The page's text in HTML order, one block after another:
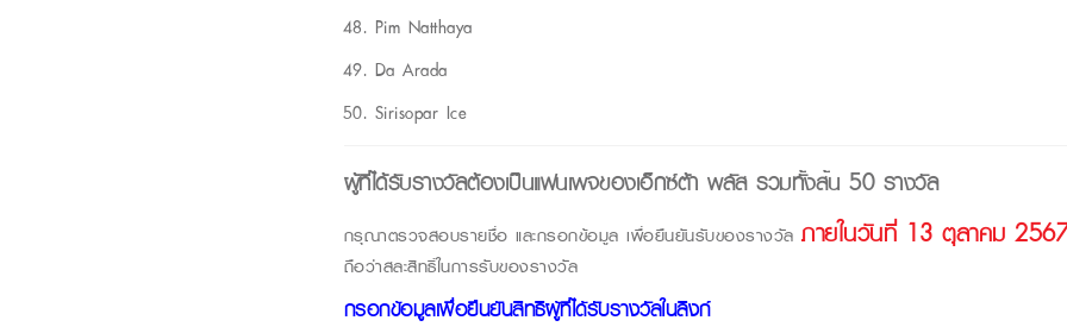
Pim Natthaya
Da Arada
Sirisopar Ice
ผู้ที่ได้รับรางวัลต้องเป็นแฟนเพจของเอ็กซ์ต้า พลัส รวมทั้งสิ้น 50 รางวัล
กรุณาตรวจสอบรายชื่อ และกรอกข้อมูล เพื่อยืนยันรับของรางวัล ภายในวันที่ 13 ตุลาคม
ถือว่าสละสิทธิ์ในการรับของรางวัล
กรอกข้อมูลเพื่อยืนยันสิทธิผู้ที่ได้รับรางวัลในลิงก์